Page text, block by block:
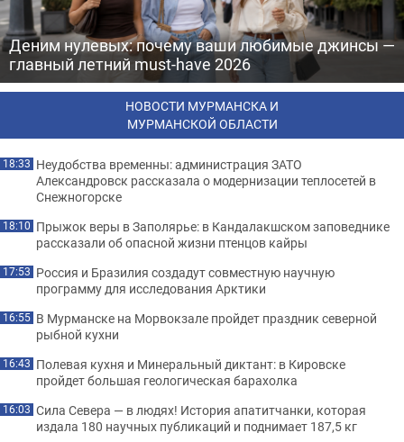
Деним нулевых: почему ваши любимые джинсы —
главный летний must-have 2026
НОВОСТИ МУРМАНСКА И
МУРМАНСКОЙ ОБЛАСТИ
18:33 Неудобства временны: администрация ЗАТО
Александровск рассказала о модернизации теплосетей в
Снежногорске
18:10 Прыжок веры в Заполярье: в Кандалакшском заповеднике
рассказали об опасной жизни птенцов кайры
17:53 Россия и Бразилия создадут совместную научную
программу для исследования Арктики
16:55 В Мурманске на Морвокзале пройдет праздник северной
рыбной кухни
16:43 Полевая кухня и Минеральный диктант: в Кировске
пройдет большая геологическая барахолка
16:03 Сила Севера — в людях! История апатитчанки, которая
издала 180 научных публикаций и поднимает 187,5 кг